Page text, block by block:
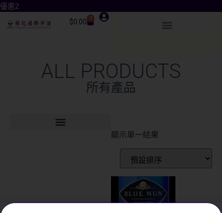
優惠2
$0.00 0
ALL PRODUCTS
所有產品
顯示單一結果